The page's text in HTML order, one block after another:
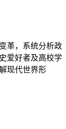
革，系统分析政
爱好者及高校学
现代世界形